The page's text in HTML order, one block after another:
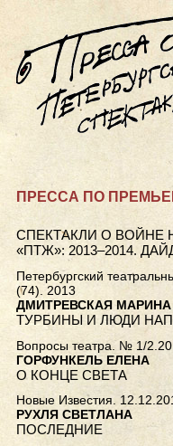
ПРЕССА ПО
СПЕКТАКЛИ О ВОЙНЕ
«ПТЖ»: 2013–2014.
Петербургский
(74). 2013
ДМИТРЕВСКАЯ МАРИНА
ТУРБИНЫ И ЛЮДИ
Вопросы театра. № 1/
ГОРФУНКЕЛЬ ЕЛЕНА
О КОНЦЕ СВЕТА
Новые Известия.
РУХЛЯ СВЕТЛАНА
ПОСЛЕДНИЕ